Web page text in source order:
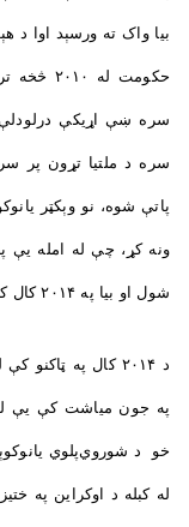
بيا واک ته ورسېد اوا د
سره ښې اړیکې
سره د ملتیا تړون پر
پاتې شوه، نو وېکټر
ونه کړ، چې له امله یې
شول او بيا په ۲۰۱۴ کال کې په يوه انقلاب بدل شول.
د ۲۰۱۴ کال په
په جون مياشت کې يې له
خو د شوروي‌پلوي
له کبله د اوکراین په